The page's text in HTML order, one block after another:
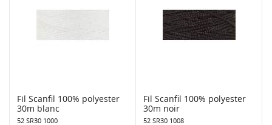
Fil Scanfil 100% polyester
30m blanc
52 SR30 1000
Fil Scanfil 100% polyester
30m noir
52 SR30 1008